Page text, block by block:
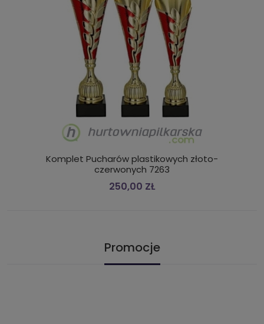
Komplet Pucharów plastikowych złoto-
czerwonych 7263
250,00 ZŁ
Promocje